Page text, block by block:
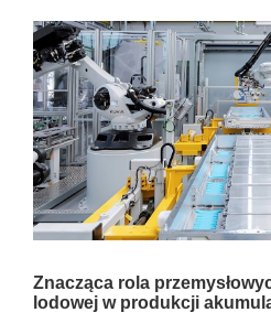
Znacząca rola
lodowej w produkcji